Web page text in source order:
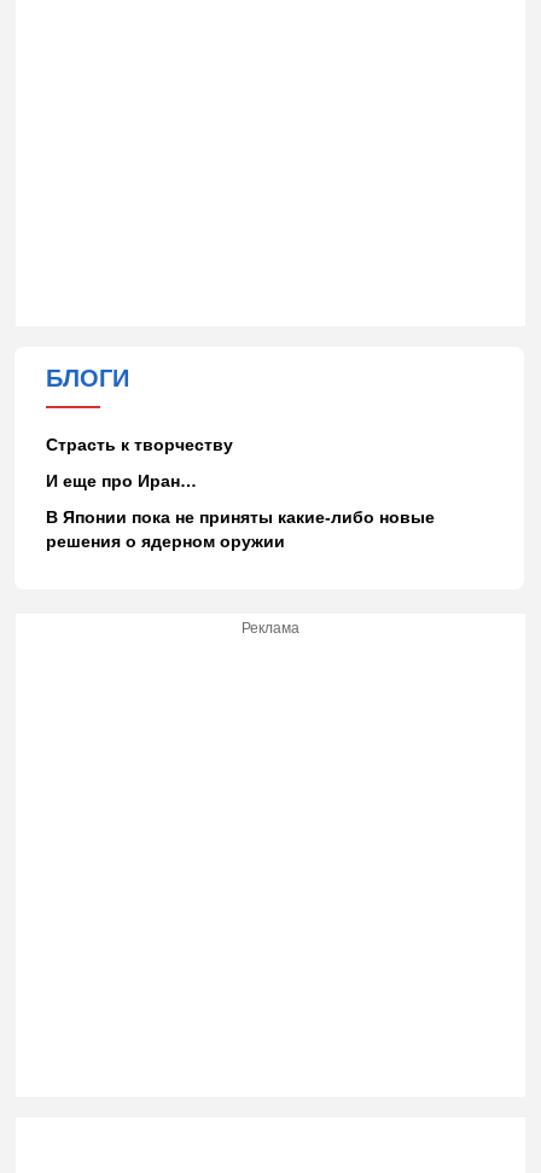
БЛОГИ
Страсть к творчеству
И еще про Иран…
В Японии пока не приняты какие-либо новые
решения о ядерном оружии
Реклама